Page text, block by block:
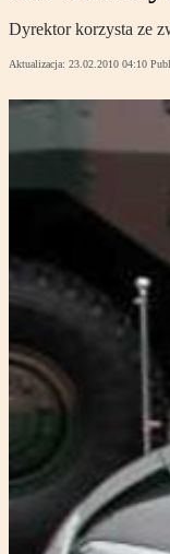
Dyrektor korzysta ze
Aktualizacja: 23.02.2010 04:10